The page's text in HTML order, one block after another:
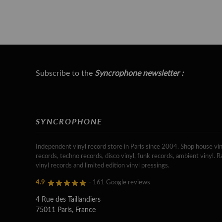
Subscribe to the Syncrophone newsletter :
SYNCROPHONE
Independent vinyl record store in Paris since 2004. Shop house
records, techno records, disco vinyl, funk records, ambient vinyl.
vinyl records and limited edition vinyl pressings.
4.9 - 161 Google reviews
4 Rue des Taillandiers
75011 Paris, France